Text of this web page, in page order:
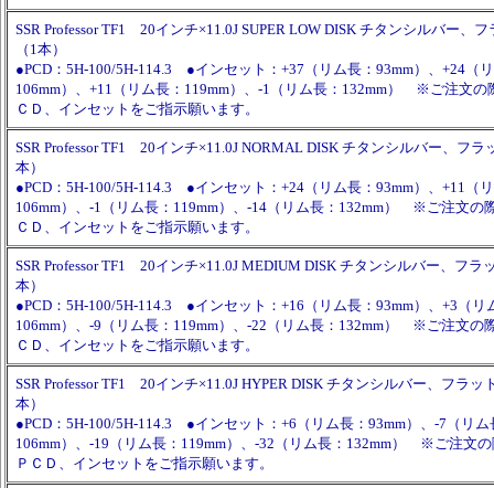
SSR Professor TF1 20インチ×11.0J SUPER LOW DISK チタンシルバー、
（1本）
●PCD：5H-100/5H-114.3 ●インセット：+37（リム長：93mm）、+24（
106mm）、+11（リム長：119mm）、-1（リム長：132mm） ※ご注文の
ＣＤ、インセットをご指示願います。
SSR Professor TF1 20インチ×11.0J NORMAL DISK チタンシルバー、フラ
本）
●PCD：5H-100/5H-114.3 ●インセット：+24（リム長：93mm）、+11（
106mm）、-1（リム長：119mm）、-14（リム長：132mm） ※ご注文の
ＣＤ、インセットをご指示願います。
SSR Professor TF1 20インチ×11.0J MEDIUM DISK チタンシルバー、フラ
本）
●PCD：5H-100/5H-114.3 ●インセット：+16（リム長：93mm）、+3（リ
106mm）、-9（リム長：119mm）、-22（リム長：132mm） ※ご注文の
ＣＤ、インセットをご指示願います。
SSR Professor TF1 20インチ×11.0J HYPER DISK チタンシルバー、フラッ
本）
●PCD：5H-100/5H-114.3 ●インセット：+6（リム長：93mm）、-7（リム
106mm）、-19（リム長：119mm）、-32（リム長：132mm） ※ご注文
ＰＣＤ、インセットをご指示願います。